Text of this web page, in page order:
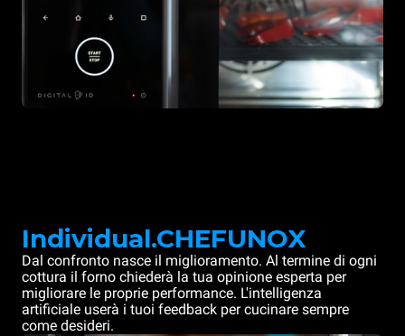
Individual.CHEFUNOX
Dal confronto nasce il miglioramento. Al termine di ogni
cottura il forno chiederà la tua opinione esperta per
migliorare le proprie performance. L'intelligenza
artificiale userà i tuoi feedback per cucinare sempre
come desideri.